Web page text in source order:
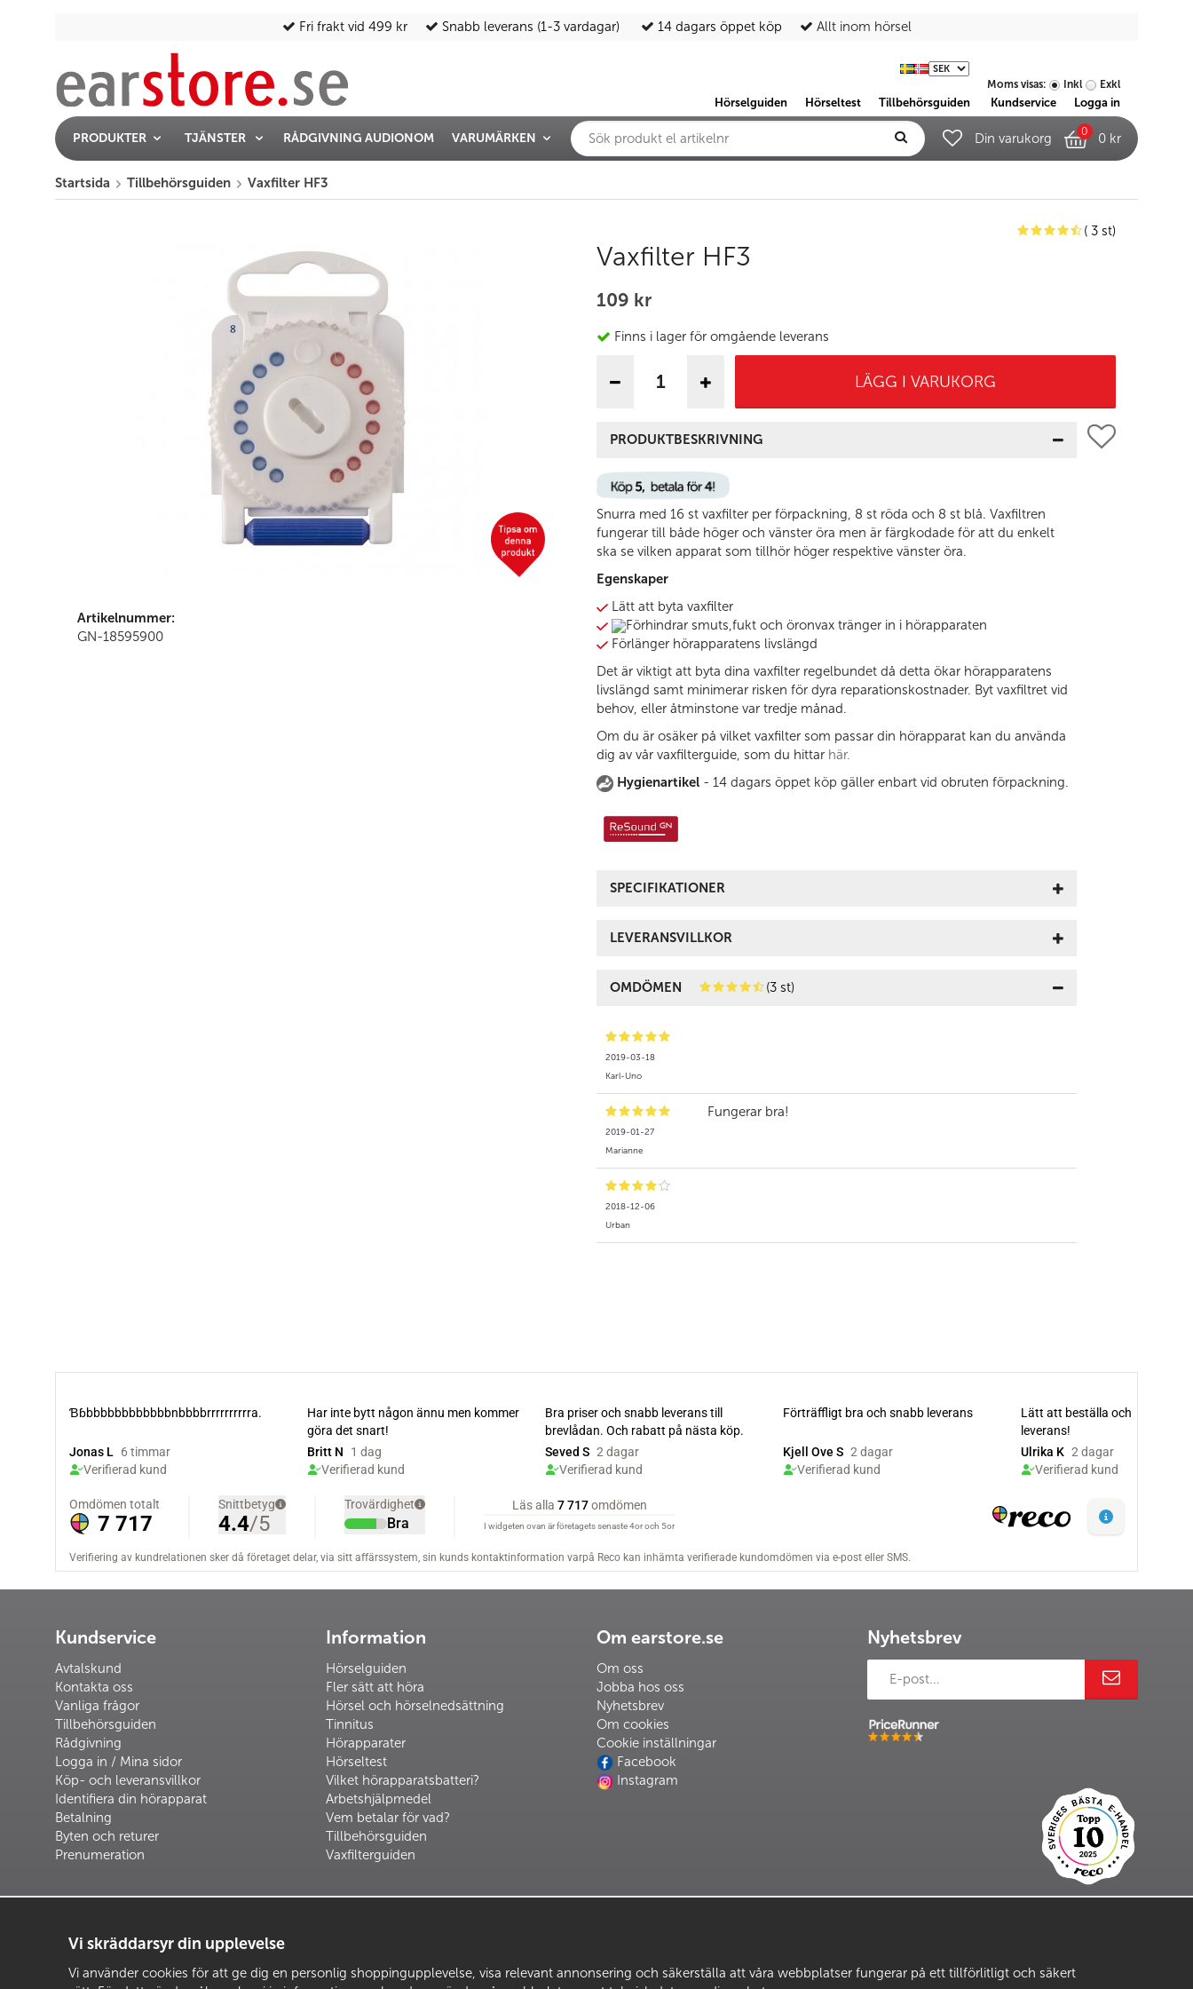
Fri frakt vid 499 kr Snabb leverans (1-3 vardagar) 14 dagars öppet köp Allt inom hörsel
Moms visas: Inkl Exkl
Hörselguiden Hörseltest Tillbehörsguiden Kundservice Logga in
PRODUKTER TJÄNSTER RÅDGIVNING AUDIONOM VARUMÄRKEN Din varukorg 0 0 kr
Startsida Tillbehörsguiden Vaxfilter HF3
( 3 st)
Vaxfilter HF3
109 kr
Finns i lager för omgående leverans
LÄGG I VARUKORG
PRODUKTBESKRIVNING
Snurra med 16 st vaxfilter per förpackning, 8 st röda och 8 st blå. Vaxfiltren
fungerar till både höger och vänster öra men är färgkodade för att du enkelt
ska se vilken apparat som tillhör höger respektive vänster öra.
Egenskaper
Lätt att byta vaxfilter
Förhindrar smuts,fukt och öronvax tränger in i hörapparaten
Förlänger hörapparatens livslängd
Det är viktigt att byta dina vaxfilter regelbundet då detta ökar hörapparatens
livslängd samt minimerar risken för dyra reparationskostnader. Byt vaxfiltret vid
behov, eller åtminstone var tredje månad.
Om du är osäker på vilket vaxfilter som passar din hörapparat kan du använda
dig av vår vaxfilterguide, som du hittar här.
Hygienartikel - 14 dagars öppet köp gäller enbart vid obruten förpackning.
SPECIFIKATIONER
LEVERANSVILLKOR
OMDÖMEN (3 st)
2019-03-18
Karl-Uno
2019-01-27
Marianne
Fungerar bra!
2018-12-06
Urban
Artikelnummer:
GN-18595900
Kundservice
Avtalskund
Kontakta oss
Vanliga frågor
Tillbehörsguiden
Rådgivning
Logga in / Mina sidor
Köp- och leveransvillkor
Identifiera din hörapparat
Betalning
Byten och returer
Prenumeration
Information
Hörselguiden
Fler sätt att höra
Hörsel och hörselnedsättning
Tinnitus
Hörapparater
Hörseltest
Vilket hörapparatsbatteri?
Arbetshjälpmedel
Vem betalar för vad?
Tillbehörsguiden
Vaxfilterguiden
Om earstore.se
Om oss
Jobba hos oss
Nyhetsbrev
Om cookies
Cookie inställningar
Facebook
Instagram
Nyhetsbrev
Vi skräddarsyr din upplevelse
Vi använder cookies för att ge dig en personlig shoppingupplevelse, visa relevant annonsering och säkerställa att våra webbplatser fungerar på ett tillförlitligt och säkert